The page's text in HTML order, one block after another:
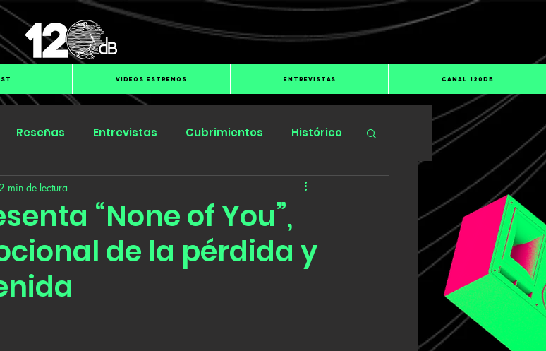
VIDEOS ESTRENOS ENTREVISTAS CANAL 120dB
Reseñas Entrevistas Cubrimientos Histórico
Groover
“None of You”,
de la pérdida y
2 min de lectura